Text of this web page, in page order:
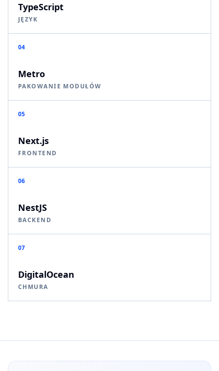
TypeScript
JĘZYK
04
Metro
PAKOWANIE MODUŁÓW
05
Next.js
FRONTEND
06
NestJS
BACKEND
07
DigitalOcean
CHMURA